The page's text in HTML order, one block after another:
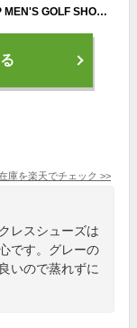
【2021年モデル】【フットジョイ】 FJ FLEX XP MEN'S GOLF SHOES フレックス XP メンズ ゴルフシューズ カモ(56272) 7サイズ：ウィズ W/3E相当 防水/スパイクレスシューズ/紐靴【FOOTJOY】【日本正規品】
庫を楽天でチェック >>
レスシューズは
です。グレーの
いので蒸れずに